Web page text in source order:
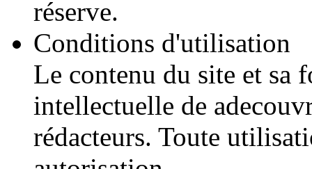
réserve.
Conditions d'utilisation
Le contenu du site et sa
intellectuelle de
rédacteurs. Toute